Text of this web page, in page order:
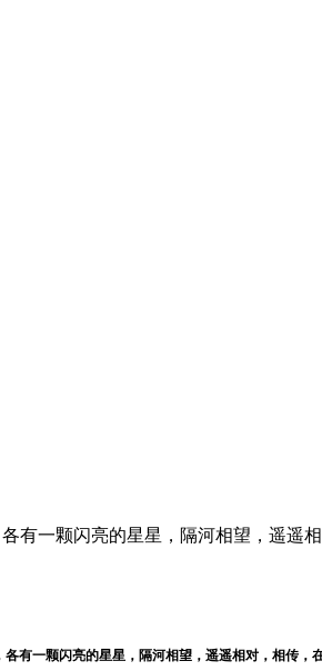
有一颗闪亮的星星，隔河相望，遥遥
有一颗闪亮的星星，隔河相望，遥遥相对， 相传，